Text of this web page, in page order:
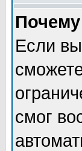
Если
смог